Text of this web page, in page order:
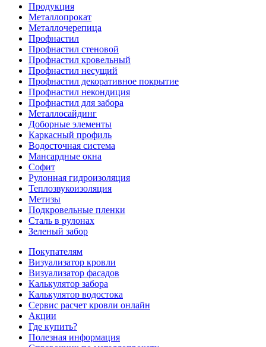
Продукция
Металлопрокат
Металлочерепица
Профнастил
Профнастил стеновой
Профнастил кровельный
Профнастил несущий
Профнастил декоративное покрытие
Профнастил некондиция
Профнастил для забора
Металлосайдинг
Доборные элементы
Каркасный профиль
Водосточная система
Мансардные окна
Софит
Рулонная гидроизоляция
Теплозвукоизоляция
Метизы
Подкровельные пленки
Сталь в рулонах
Зеленый забор
Покупателям
Визуализатор кровли
Визуализатор фасадов
Калькулятор забора
Калькулятор водостока
Сервис расчет кровли онлайн
Акции
Где купить?
Полезная информация